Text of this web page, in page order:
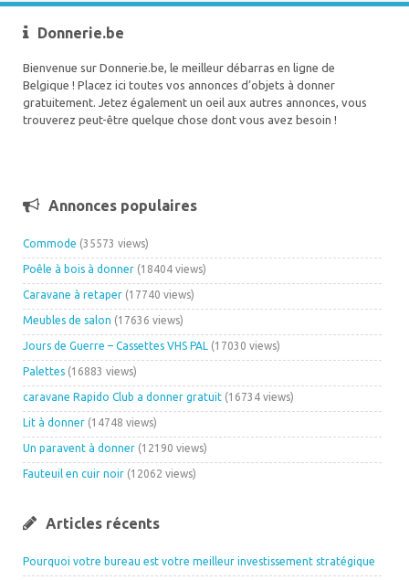
Donnerie.be
Bienvenue sur Donnerie.be, le meilleur débarras en ligne de
Belgique ! Placez ici toutes vos annonces d’objets à donner
gratuitement. Jetez également un oeil aux autres annonces, vous
trouverez peut-être quelque chose dont vous avez besoin !
Annonces populaires
Commode (35573 views)
Poêle à bois à donner (18404 views)
Caravane à retaper (17740 views)
Meubles de salon (17636 views)
Jours de Guerre – Cassettes VHS PAL (17030 views)
Palettes (16883 views)
caravane Rapido Club a donner gratuit (16734 views)
Lit à donner (14748 views)
Un paravent à donner (12190 views)
Fauteuil en cuir noir (12062 views)
Articles récents
Pourquoi votre bureau est votre meilleur investissement stratégique